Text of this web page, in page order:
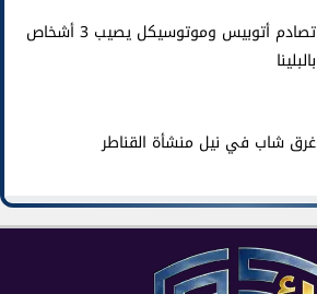
تصادم أتوبيس وموتوسيكل يصيب 3 أشخاص
بالبلينا
غرق شاب في نيل منشأة القناطر